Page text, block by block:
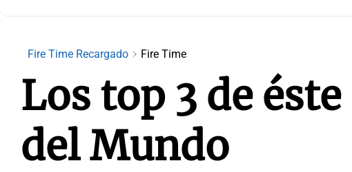
Fire Time Recargado Fire Time
Los top 3 de
del Mundo